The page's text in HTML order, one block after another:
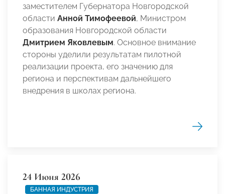
заместителем Губернатора Новгородской
области Анной Тимофеевой, Министром
образования Новгородской области
Дмитрием Яковлевым. Основное внимание
стороны уделили результатам пилотной
реализации проекта, его значению для
региона и перспективам дальнейшего
внедрения в школах региона.
24 Июня 2026
БАННАЯ ИНДУСТРИЯ